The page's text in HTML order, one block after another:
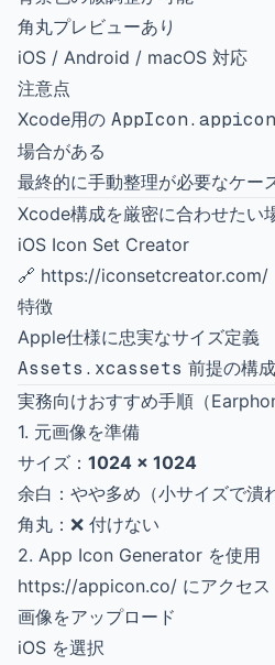
角丸プレビューあり
iOS / Android / macOS 対応
注意点
Xcode用の
場合がある
最終的に手動整理が必要なケー
Xcode構成を厳密に合わせたい
iOS Icon Set Creator
🔗 https://iconsetcreator.com/
特徴
Apple仕様に忠実なサイズ定義
Assets.xcassets 前提の構成
実務向けおすすめ手順（
1. 元画像を準備
サイズ： 1024 × 1024
余白：やや多め（小サイズで潰
角丸：❌ 付けない
2. App Icon Generator を使用
https://appicon.co/ にアクセス
画像をアップロード
iOS を選択